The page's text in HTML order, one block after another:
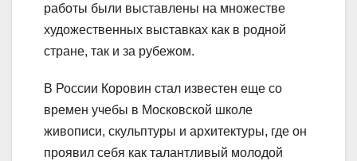
работы были выставлены на множестве
художественных выставках как в родной
стране, так и за рубежом.
В России Коровин стал известен еще со
времен учебы в Московской школе
живописи, скульптуры и архитектуры, где он
проявил себя как талантливый молодой